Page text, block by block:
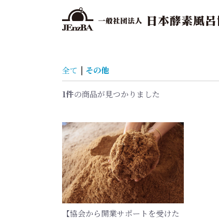
全て | その他
1件の商品が見つかりました
【協会から開業サポートを受けた